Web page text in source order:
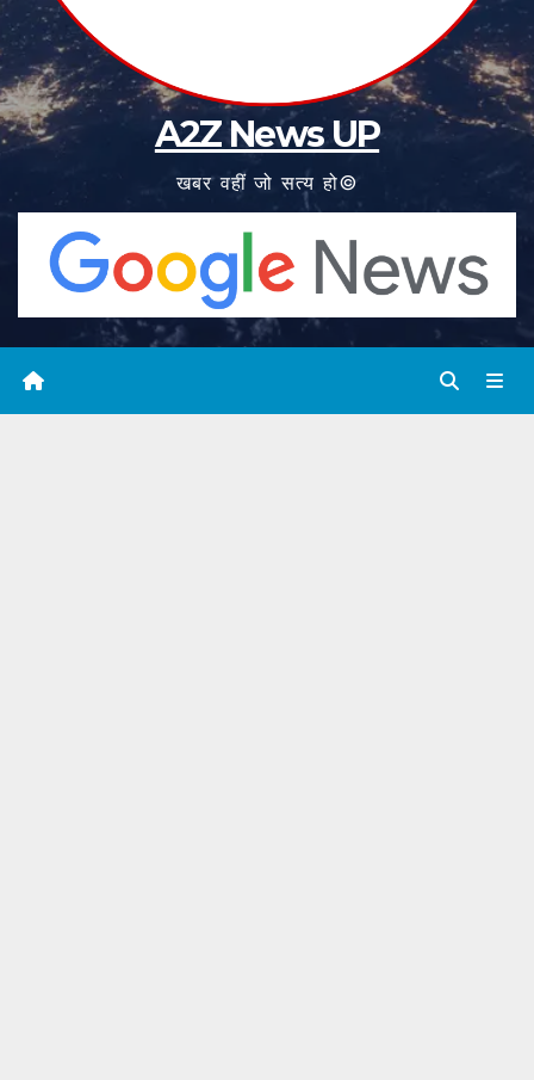
A2Z News UP
खबर वहीं जो सत्य हो©